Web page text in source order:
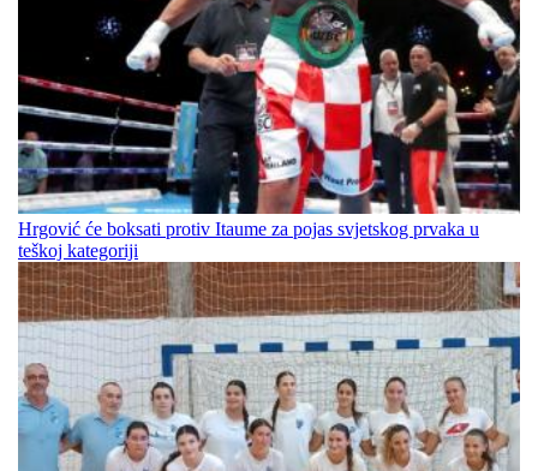
Hrgović će boksati protiv Itaume za pojas svjetskog prvaka u
teškoj kategoriji